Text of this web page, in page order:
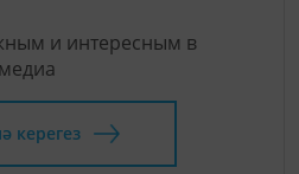
и интересным в
керегез